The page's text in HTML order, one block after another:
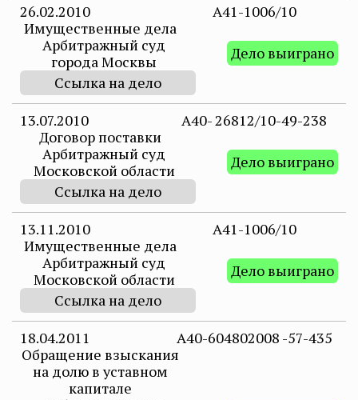
26.02.2010
A41-1006/10
Имущественные дела
Арбитражный суд
города Москвы
Дело выиграно
Ссылка на дело
13.07.2010
А40- 26812/10-49-238
Договор поставки
Арбитражный суд
Московской области
Дело выиграно
Ссылка на дело
13.11.2010
А41-1006/10
Имущественные дела
Арбитражный суд
Московской области
Дело выиграно
Ссылка на дело
18.04.2011
А40-604802008 -57-435
Обращение взыскания
на долю в уставном
капитале